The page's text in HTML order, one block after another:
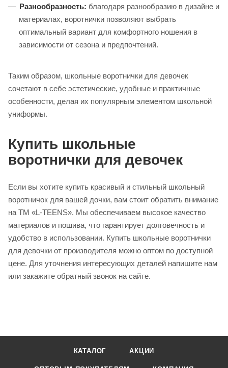
Разнообразность: благодаря разнообразию в дизайне и
материалах, воротнички позволяют выбрать
оптимальный вариант для комфортного ношения в
зависимости от сезона и предпочтений.
Таким образом, школьные воротнички для девочек
сочетают в себе эстетические, удобные и практичные
особенности, делая их популярным элементом школьной
униформы.
Купить школьные
воротнички для девочек
Если вы хотите купить красивый и стильный школьный
воротничок для вашей дочки, вам стоит обратить внимание
на ТМ «L-TEENS». Мы обеспечиваем высокое качество
материалов и пошива, что гарантирует долговечность и
удобство в использовании. Купить школьные воротнички
для девочки от производителя можно оптом по доступной
цене. Для уточнения интересующих деталей напишите нам
или закажите обратный звонок на сайте.
КАТАЛОГ АКЦИИ